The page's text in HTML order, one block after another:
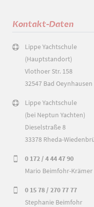
Kontakt-Daten
Lippe Yachtschule
(Hauptstandort)
Vlothoer Str. 158
32547 Bad Oeynhausen
Lippe Yachtschule
(bei Neptun Yachten)
Dieselstraße 8
33378 Rheda-
0 172 / 4 44 47 90
Mario Beimfohr-Krämer
0 15 78 / 270 77 77
Stephanie Beimfohr